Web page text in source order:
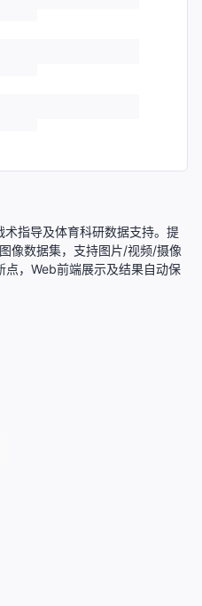
指导及体育科研数据支持。提
像数据集，支持图片/视频/摄像
，Web前端展示及结果自动保